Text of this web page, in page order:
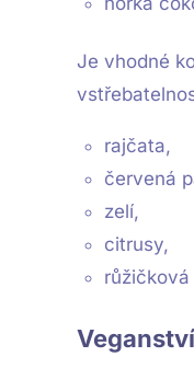
Je vhodné
rajčata,
červená
zelí,
citrusy,